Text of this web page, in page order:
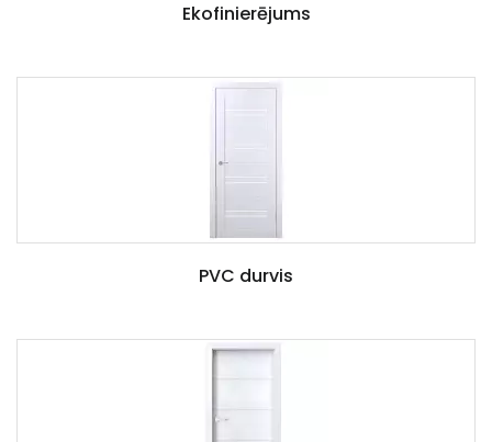
Ekofinierējums
PVC durvis